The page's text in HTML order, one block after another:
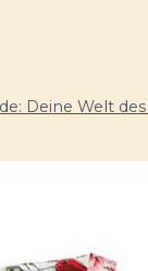
Deine Welt